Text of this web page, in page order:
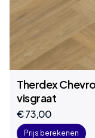
Therdex
visgraat
€ 73,00
Prijs berekenen